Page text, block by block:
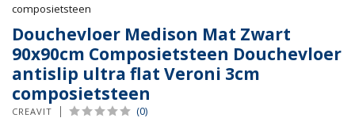
composietsteen
Douchevloer Medison Mat Zwart
90x90cm Composietsteen Douchevloer
antislip ultra flat Veroni 3cm
composietsteen
CREAVIT (0)